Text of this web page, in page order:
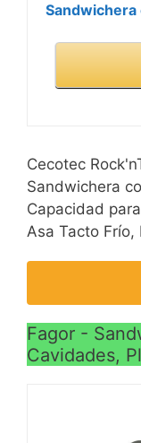
Sandwichera
Cecotec
Sandwichera
Capacidad
Asa Tacto Frío,
Fagor -
Cavidades,